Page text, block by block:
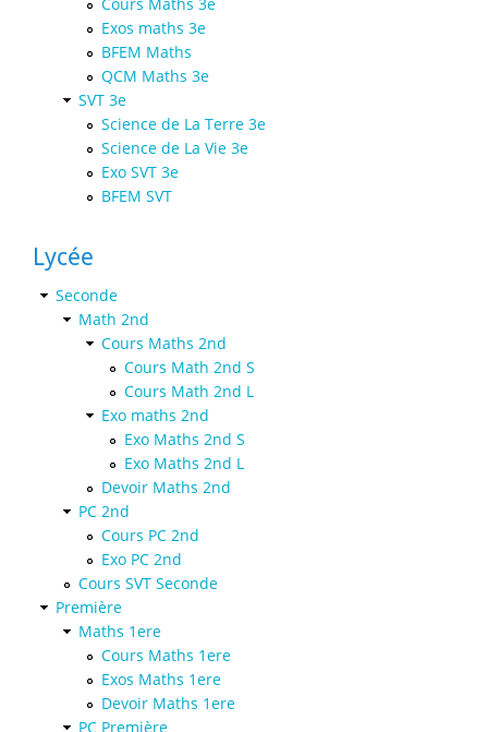
Exos maths 3e
BFEM Maths
QCM Maths 3e
SVT 3e
Science de La Terre 3e
Science de La Vie 3e
Exo SVT 3e
BFEM SVT
Lycée
Seconde
Math 2nd
Cours Maths 2nd
Cours Math 2nd S
Cours Math 2nd L
Exo maths 2nd
Exo Maths 2nd S
Exo Maths 2nd L
Devoir Maths 2nd
PC 2nd
Cours PC 2nd
Exo PC 2nd
Cours SVT Seconde
Première
Maths 1ere
Cours Maths 1ere
Exos Maths 1ere
Devoir Maths 1ere
PC Première